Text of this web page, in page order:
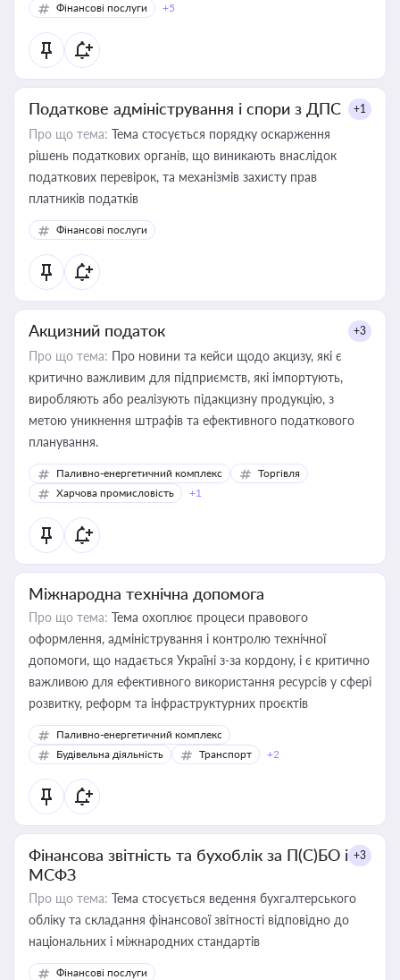
Фінансові послуги
+5
Податкове адміністрування і спори з ДПС +1
Про що тема: Тема стосується порядку оскарження
рішень податкових органів, що виникають внаслідок
податкових перевірок, та механізмів захисту прав
платників податків
Фінансові послуги
Акцизний податок +3
Про що тема: Про новини та кейси щодо акцизу, які є
критично важливим для підприємств, які імпортують,
виробляють або реалізують підакцизну продукцію, з
метою уникнення штрафів та ефективного податкового
планування.
Паливно-енергетичний комплекс
Торгівля
Харчова промисловість
+1
Міжнародна технічна допомога
Про що тема: Тема охоплює процеси правового
оформлення, адміністрування і контролю технічної
допомоги, що надається Україні з-за кордону, і є критично
важливою для ефективного використання ресурсів у сфері
розвитку, реформ та інфраструктурних проєктів
Паливно-енергетичний комплекс
Будівельна діяльність
Транспорт +2
Фінансова звітність та бухоблік за П(С)БО і
МСФЗ
+3
Про що тема: Тема стосується ведення бухгалтерського
обліку та складання фінансової звітності відповідно до
національних і міжнародних стандартів
Фінансові послуги